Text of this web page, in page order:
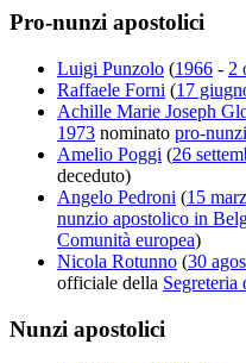
Pro-nunzi apostolici
Luigi Punzolo (1966 - 2
Raffaele Forni (17
Achille Marie Joseph
1973 nominato pro-
Amelio Poggi (26
deceduto)
Angelo Pedroni (15
nunzio apostolico in
Comunità europea)
Nicola Rotunno (30
officiale della Segreteria
Nunzi apostolici